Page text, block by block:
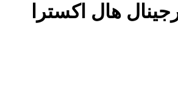
هال اكسترا